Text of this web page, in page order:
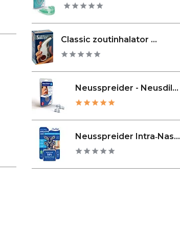
Classic zoutinhalator ...
Neusspreider - Neusdil...
Neusspreider Intra‑Nas...